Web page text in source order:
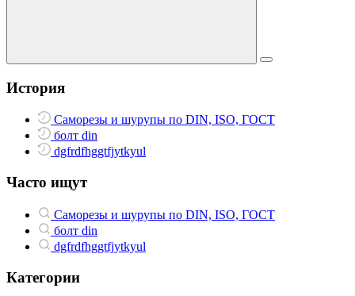
История
Саморезы и шурупы по DIN, ISO, ГОСТ
болт din
dgfrdfhggtfjytkyul
Часто ищут
Саморезы и шурупы по DIN, ISO, ГОСТ
болт din
dgfrdfhggtfjytkyul
Категории